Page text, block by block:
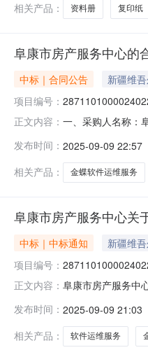
相关产品：
资料册 复印纸
阜康市房产服务中心的
中标｜合同公告
新疆维
项目编号：
正文内容： 一、采购人名称：
务要求或标的基本
发布时间： 2025-09-09 22:57
相关产品：
金蝶软件运维服务
阜康市房产服务中心关
中标｜中标通知
新疆维
项目编号：
正文内容： 阜康市房产服务中
码:652302项目所
发布时间： 2025-09-09 21:03
相关产品：
软件运维服务